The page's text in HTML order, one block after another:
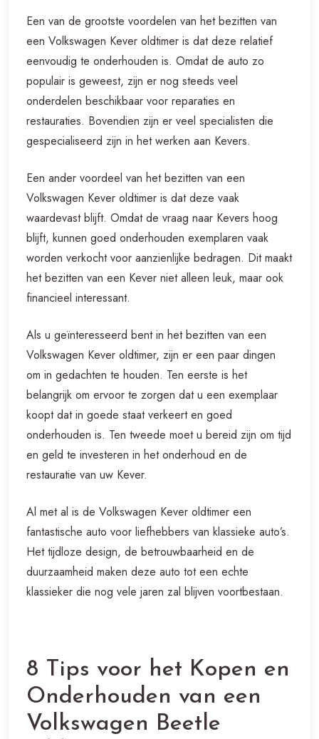
Een van de grootste voordelen van het bezitten van
een Volkswagen Kever oldtimer is dat deze relatief
eenvoudig te onderhouden is. Omdat de auto zo
populair is geweest, zijn er nog steeds veel
onderdelen beschikbaar voor reparaties en
restauraties. Bovendien zijn er veel specialisten die
gespecialiseerd zijn in het werken aan Kevers.
Een ander voordeel van het bezitten van een
Volkswagen Kever oldtimer is dat deze vaak
waardevast blijft. Omdat de vraag naar Kevers hoog
blijft, kunnen goed onderhouden exemplaren vaak
worden verkocht voor aanzienlijke bedragen. Dit maakt
het bezitten van een Kever niet alleen leuk, maar ook
financieel interessant.
Als u geïnteresseerd bent in het bezitten van een
Volkswagen Kever oldtimer, zijn er een paar dingen
om in gedachten te houden. Ten eerste is het
belangrijk om ervoor te zorgen dat u een exemplaar
koopt dat in goede staat verkeert en goed
onderhouden is. Ten tweede moet u bereid zijn om tijd
en geld te investeren in het onderhoud en de
restauratie van uw Kever.
Al met al is de Volkswagen Kever oldtimer een
fantastische auto voor liefhebbers van klassieke auto’s.
Het tijdloze design, de betrouwbaarheid en de
duurzaamheid maken deze auto tot een echte
klassieker die nog vele jaren zal blijven voortbestaan.
8 Tips voor het Kopen en
Onderhouden van een
Volkswagen Beetle